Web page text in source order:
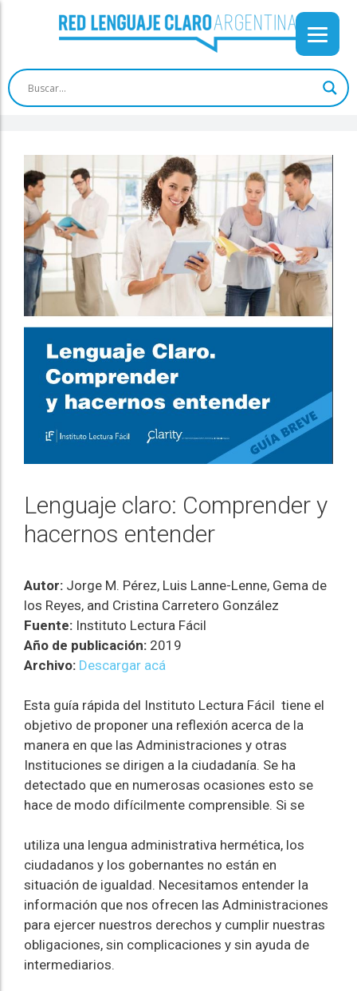
Lenguaje claro: Comprender y
hacernos entender
Autor: Jorge M. Pérez, Luis Lanne-Lenne, Gema de
los Reyes, and Cristina Carretero González
Fuente: Instituto Lectura Fácil
Año de publicación: 2019
Archivo: Descargar acá
Esta guía rápida del Instituto Lectura Fácil tiene el
objetivo de proponer una reflexión acerca de la
manera en que las Administraciones y otras
Instituciones se dirigen a la ciudadanía. Se ha
detectado que en numerosas ocasiones esto se
hace de modo difícilmente comprensible. Si se
utiliza una lengua administrativa hermética, los
ciudadanos y los gobernantes no están en
situación de igualdad. Necesitamos entender la
información que nos ofrecen las Administraciones
para ejercer nuestros derechos y cumplir nuestras
obligaciones, sin complicaciones y sin ayuda de
intermediarios.